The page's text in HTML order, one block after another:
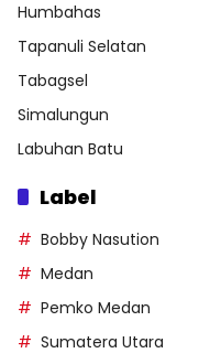
Humbahas
Tapanuli Selatan
Tabagsel
Simalungun
Labuhan Batu
Label
Bobby Nasution
Medan
Pemko Medan
Sumatera Utara